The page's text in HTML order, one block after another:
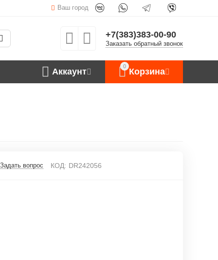
Ваш город
+7(383)383-00-90
Заказать обратный звонок
0
Корзина
Аккаунт
Задать вопрос КОД: DR242056